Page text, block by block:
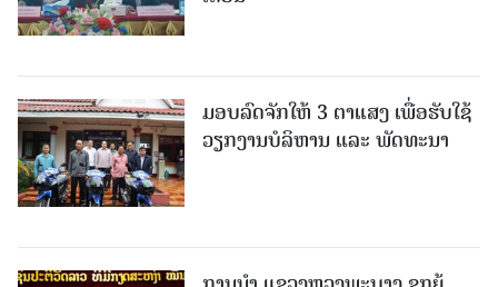
ມອບລົດຈັກໃຫ້ 3 ຕາແສງ ເພື່ອຮັບໃຊ້
ວຽກງານບໍລິຫານ ແລະ ພັດທະນາ